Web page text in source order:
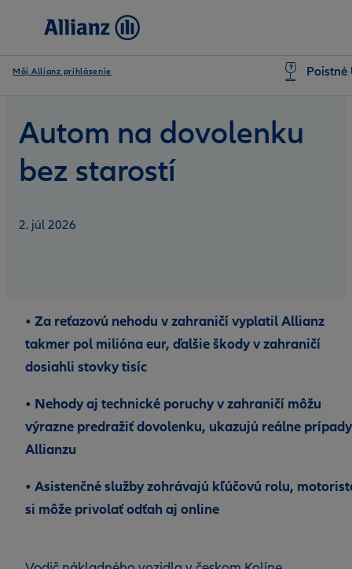
Môj Allianz prihlásenie Poistné
Autom na dovolenku
bez starostí
2. júl 2026
• Za reťazovú nehodu v zahraničí vyplatil Allianz
takmer pol milióna eur, ďalšie škody v zahraničí
dosiahli stovky tisíc
• Nehody aj technické poruchy v zahraničí môžu
výrazne predražiť dovolenku, ukazujú reálne prípady
Allianzu
• Asistenčné služby zohrávajú kľúčovú rolu,
si môže privolať odťah aj online